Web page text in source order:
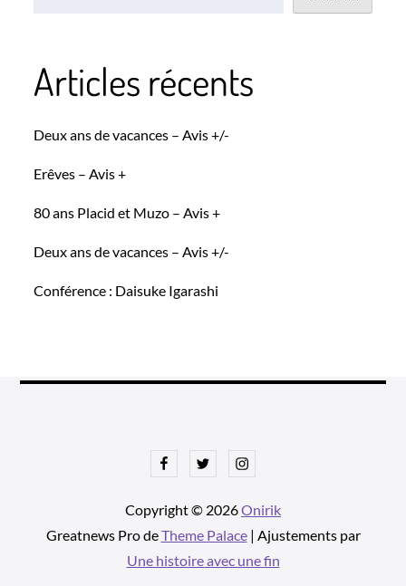
Articles récents
Deux ans de vacances – Avis +/-
Erêves – Avis +
80 ans Placid et Muzo – Avis +
Deux ans de vacances – Avis +/-
Conférence : Daisuke Igarashi
FacebookTwitterInstagram
Copyright © 2026Onirik
Greatnews Pro deTheme Palace| Ajustements par
Une histoire avec une fin